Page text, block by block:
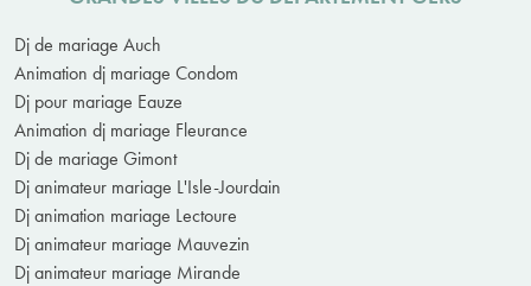
Dj de mariage Auch
Animation dj mariage Condom
Dj pour mariage Eauze
Animation dj mariage Fleurance
Dj de mariage Gimont
Dj animateur mariage L'Isle-Jourdain
Dj animation mariage Lectoure
Dj animateur mariage Mauvezin
Dj animateur mariage Mirande